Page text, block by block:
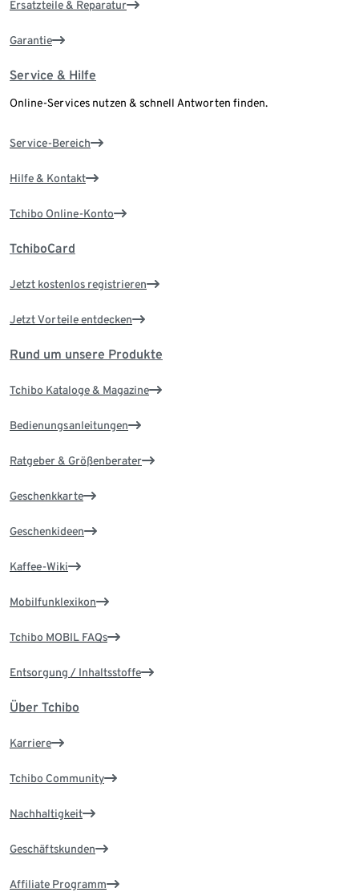
Ersatzteile & Reparatur
Garantie
Service & Hilfe
Online-Services nutzen & schnell Antworten finden.
Service-Bereich
Hilfe & Kontakt
Tchibo Online-Konto
TchiboCard
Jetzt kostenlos registrieren
Jetzt Vorteile entdecken
Rund um unsere Produkte
Tchibo Kataloge & Magazine
Bedienungsanleitungen
Ratgeber & Größenberater
Geschenkkarte
Geschenkideen
Kaffee-Wiki
Mobilfunklexikon
Tchibo MOBIL FAQs
Entsorgung / Inhaltsstoffe
Über Tchibo
Karriere
Tchibo Community
Nachhaltigkeit
Geschäftskunden
Affiliate Programm